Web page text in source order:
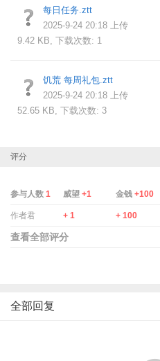
每日任务.ztt
2025-9-24 20:18 上传
9.42 KB, 下载次数: 1
饥荒 每周礼包.ztt
2025-9-24 20:18 上传
52.65 KB, 下载次数: 3
评分
参与人数 1 威望 +1 金钱 +100
作者君 + 1 + 100
查看全部评分
全部回复